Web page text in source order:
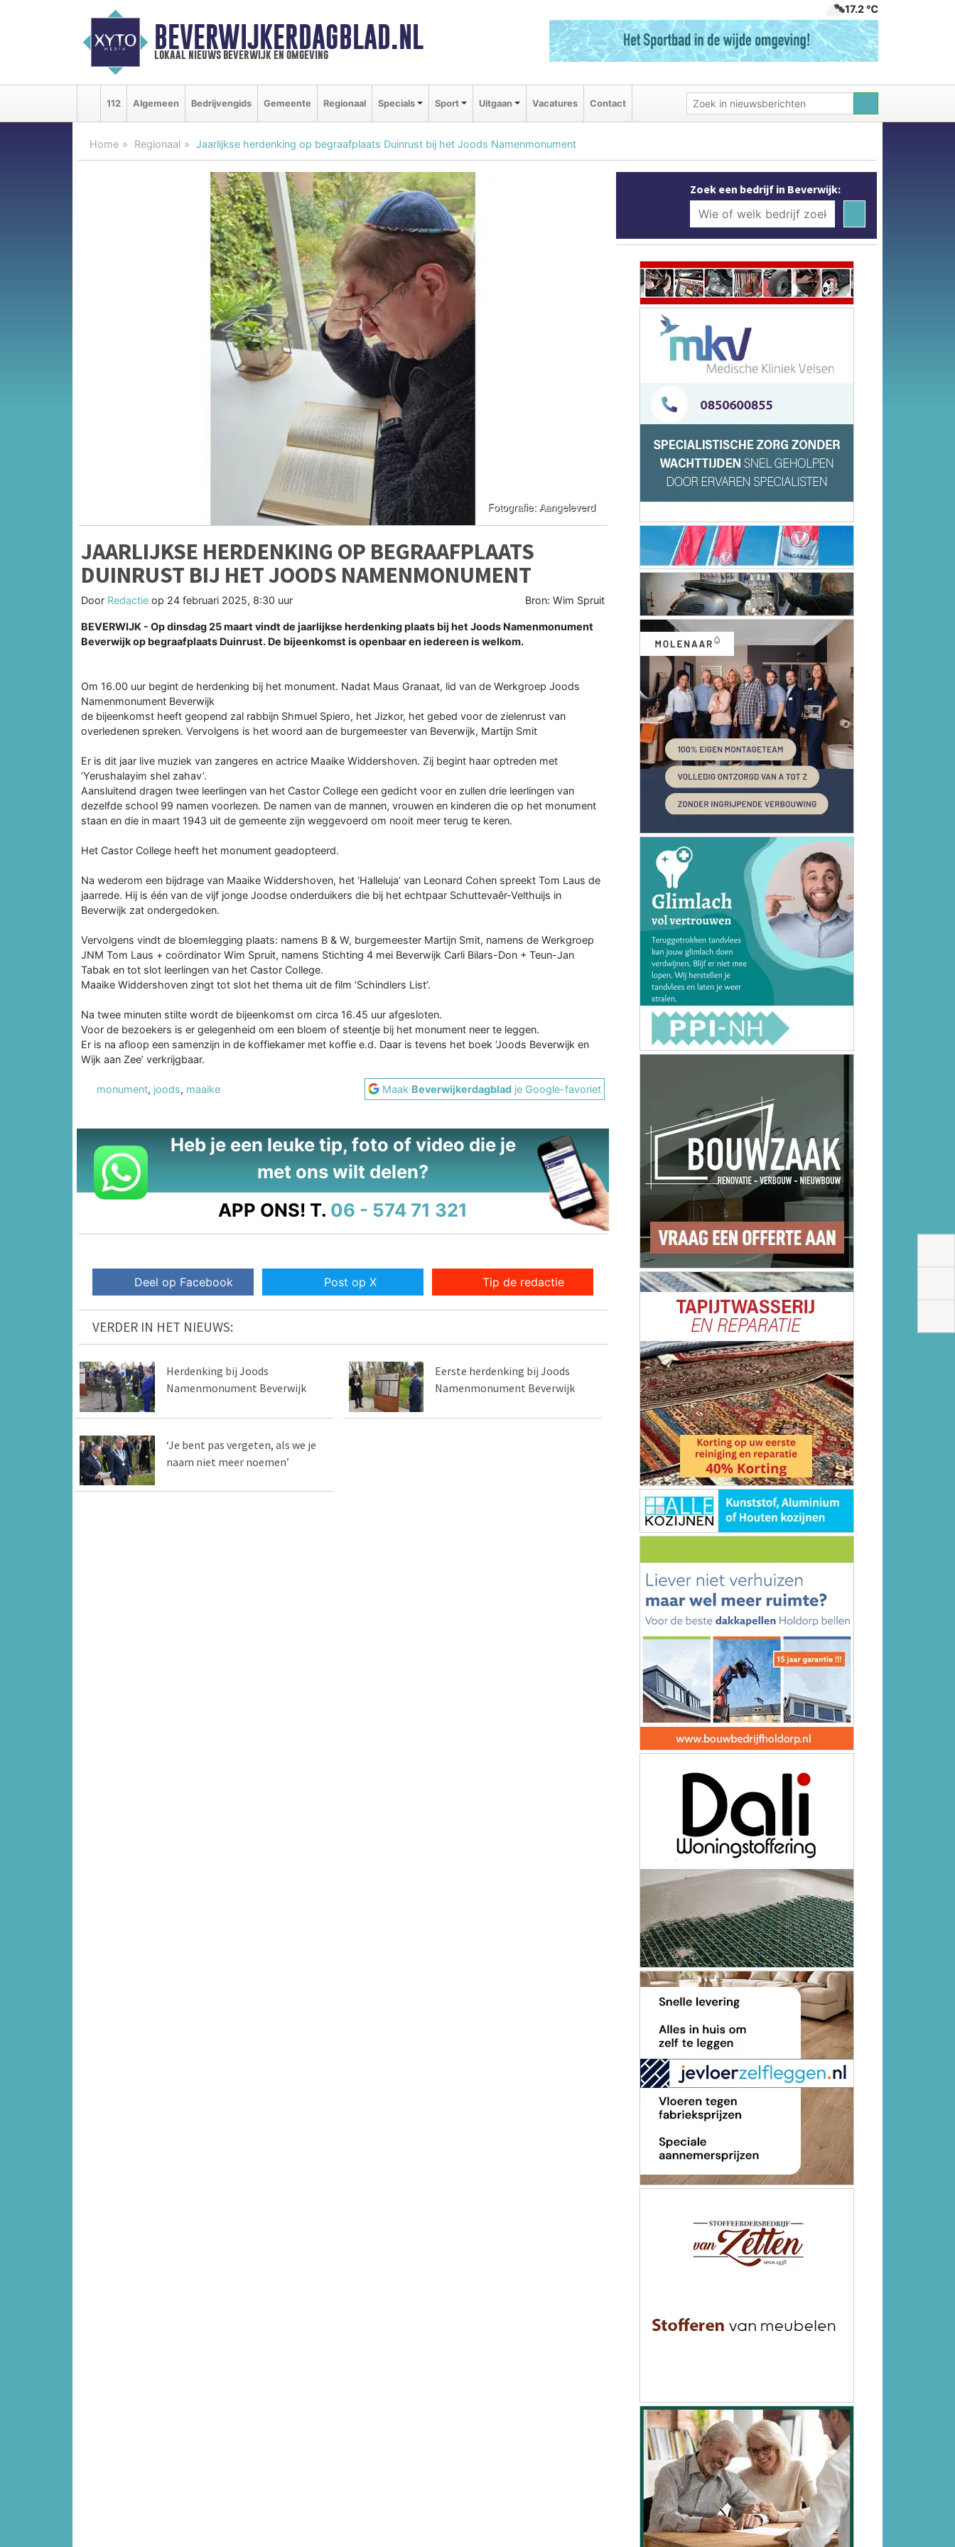
BEVERWIJKERDAGBLAD.NL
lokaal nieuws beverwijk en omgeving
17.2 ℃
112 Algemeen Bedrijvengids Gemeente Regionaal Specials Sport Uitgaan Vacatures Contact
Home Regionaal Jaarlijkse herdenking op begraafplaats Duinrust bij het Joods Namenmonument
JAARLIJKSE HERDENKING OP BEGRAAFPLAATS
DUINRUST BIJ HET JOODS NAMENMONUMENT
Door Redactie op 24 februari 2025, 8:30 uur Bron: Wim Spruit
BEVERWIJK - Op dinsdag 25 maart vindt de jaarlijkse herdenking plaats bij het Joods Namenmonument
Beverwijk op begraafplaats Duinrust. De bijeenkomst is openbaar en iedereen is welkom.
Om 16.00 uur begint de herdenking bij het monument. Nadat Maus Granaat, lid van de Werkgroep Joods
Namenmonument Beverwijk
de bijeenkomst heeft geopend zal rabbijn Shmuel Spiero, het Jizkor, het gebed voor de zielenrust van
overledenen spreken. Vervolgens is het woord aan de burgemeester van Beverwijk, Martijn Smit
Er is dit jaar live muziek van zangeres en actrice Maaike Widdershoven. Zij begint haar optreden met
‘Yerushalayim shel zahav’.
Aansluitend dragen twee leerlingen van het Castor College een gedicht voor en zullen drie leerlingen van
dezelfde school 99 namen voorlezen. De namen van de mannen, vrouwen en kinderen die op het monument
staan en die in maart 1943 uit de gemeente zijn weggevoerd om nooit meer terug te keren.
Het Castor College heeft het monument geadopteerd.
Na wederom een bijdrage van Maaike Widdershoven, het ‘Halleluja’ van Leonard Cohen spreekt Tom Laus de
jaarrede. Hij is één van de vijf jonge Joodse onderduikers die bij het echtpaar Schuttevaêr-Velthuijs in
Beverwijk zat ondergedoken.
Vervolgens vindt de bloemlegging plaats: namens B & W, burgemeester Martijn Smit, namens de Werkgroep
JNM Tom Laus + coördinator Wim Spruit, namens Stichting 4 mei Beverwijk Carli Bilars-Don + Teun-Jan
Tabak en tot slot leerlingen van het Castor College.
Maaike Widdershoven zingt tot slot het thema uit de film ‘Schindlers List’.
Na twee minuten stilte wordt de bijeenkomst om circa 16.45 uur afgesloten.
Voor de bezoekers is er gelegenheid om een bloem of steentje bij het monument neer te leggen.
Er is na afloop een samenzijn in de koffiekamer met koffie e.d. Daar is tevens het boek ‘Joods Beverwijk en
Wijk aan Zee’ verkrijgbaar.
monument, joods, maaike Maak Beverwijkerdagblad je Google-favoriet
Heb je een leuke tip, foto of video die je
met ons wilt delen?
APP ONS! T. 06 - 574 71 321
Deel op Facebook Post op X Tip de redactie
VERDER IN HET NIEUWS:
Herdenking bij Joods
Namenmonument Beverwijk
Eerste herdenking bij Joods
Namenmonument Beverwijk
‘Je bent pas vergeten, als we je
naam niet meer noemen’
Zoek een bedrijf in Beverwijk: